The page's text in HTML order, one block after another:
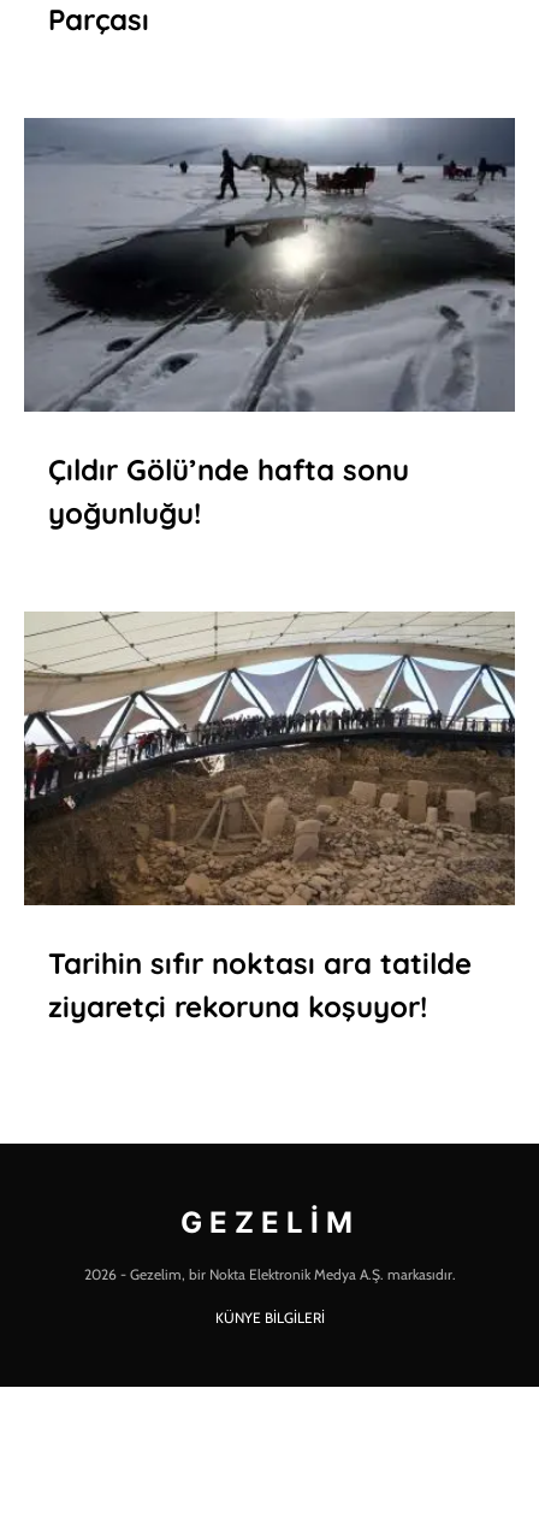
Parçası
Çıldır Gölü’nde hafta sonu
yoğunluğu!
Tarihin sıfır noktası ara tatilde
ziyaretçi rekoruna koşuyor!
GEZELIM
2026 - Gezelim, bir Nokta Elektronik Medya A.Ş. markasıdır.
KÜNYE BİLGİLERİ